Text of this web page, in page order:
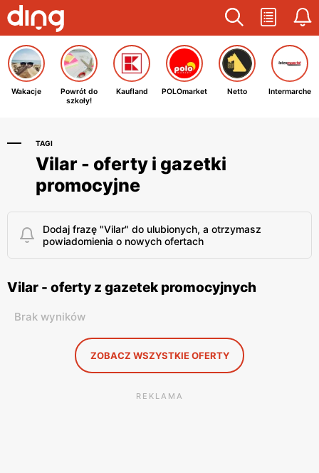
Wakacje
Powrót do
szkoły!
Kaufland POLOmarket Netto Intermarche
TAGI
Vilar - oferty i gazetki
promocyjne
Dodaj frazę "Vilar" do ulubionych, a otrzymasz
powiadomienia o nowych ofertach
Vilar - oferty z gazetek promocyjnych
Brak wyników
ZOBACZ WSZYSTKIE OFERTY
REKLAMA